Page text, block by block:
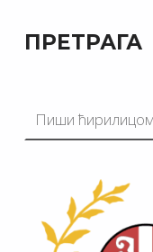
ПРЕТРАГА